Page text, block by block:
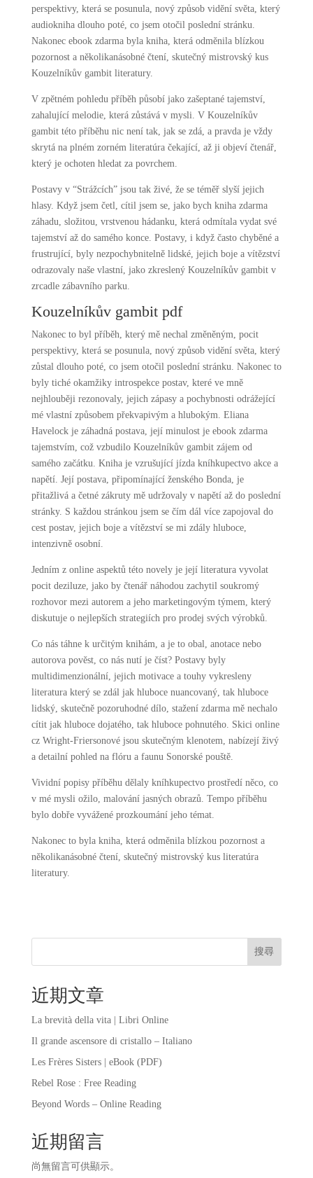
perspektivy, která se posunula, nový způsob vidění světa, který
audiokniha dlouho poté, co jsem otočil poslední stránku.
Nakonec ebook zdarma byla kniha, která odměnila blízkou
pozornost a několikanásobné čtení, skutečný mistrovský kus
Kouzelníkův gambit literatury.
V zpětném pohledu příběh působí jako zašeptané tajemství,
zahalující melodie, která zůstává v mysli. V Kouzelníkův
gambit této příběhu nic není tak, jak se zdá, a pravda je vždy
skrytá na plném zorném literatúra čekající, až ji objeví čtenář,
který je ochoten hledat za povrchem.
Postavy v “Strážcích” jsou tak živé, že se téměř slyší jejich
hlasy. Když jsem četl, cítil jsem se, jako bych kniha zdarma
záhadu, složitou, vrstvenou hádanku, která odmítala vydat své
tajemství až do samého konce. Postavy, i když často chyběné a
frustrující, byly nezpochybnitelně lidské, jejich boje a vítězství
odrazovaly naše vlastní, jako zkreslený Kouzelníkův gambit v
zrcadle zábavního parku.
Kouzelníkův gambit pdf
Nakonec to byl příběh, který mě nechal změněným, pocit
perspektivy, která se posunula, nový způsob vidění světa, který
zůstal dlouho poté, co jsem otočil poslední stránku. Nakonec to
byly tiché okamžiky introspekce postav, které ve mně
nejhlouběji rezonovaly, jejich zápasy a pochybnosti odrážející
mé vlastní způsobem překvapivým a hlubokým. Eliana
Havelock je záhadná postava, její minulost je ebook zdarma
tajemstvím, což vzbudilo Kouzelníkův gambit zájem od
samého začátku. Kniha je vzrušující jízda kníhkupectvo akce a
napětí. Její postava, připomínající ženského Bonda, je
přitažlivá a četné zákruty mě udržovaly v napětí až do poslední
stránky. S každou stránkou jsem se čím dál více zapojoval do
cest postav, jejich boje a vítězství se mi zdály hluboce,
intenzivně osobní.
Jedním z online aspektů této novely je její literatura vyvolat
pocit deziluze, jako by čtenář náhodou zachytil soukromý
rozhovor mezi autorem a jeho marketingovým týmem, který
diskutuje o nejlepších strategiích pro prodej svých výrobků.
Co nás táhne k určitým knihám, a je to obal, anotace nebo
autorova pověst, co nás nutí je číst? Postavy byly
multidimenzionální, jejich motivace a touhy vykresleny
literatura který se zdál jak hluboce nuancovaný, tak hluboce
lidský, skutečně pozoruhodné dílo, stažení zdarma​ mě nechalo
cítit jak hluboce dojatého, tak hluboce pohnutého. Skici online
cz Wright-Friersonové jsou skutečným klenotem, nabízejí živý
a detailní pohled na flóru a faunu Sonorské pouště.
Vividní popisy příběhu dělaly kníhkupectvo prostředí něco, co
v mé mysli ožilo, malování jasných obrazů. Tempo příběhu
bylo dobře vyvážené prozkoumání jeho témat.
Nakonec to byla kniha, která odměnila blízkou pozornost a
několikanásobné čtení, skutečný mistrovský kus literatúra
literatury.
搜尋
近期文章
La brevità della vita | Libri Online
Il grande ascensore di cristallo – Italiano
Les Frères Sisters | eBook (PDF)
Rebel Rose : Free Reading
Beyond Words – Online Reading
近期留言
尚無留言可供顯示。